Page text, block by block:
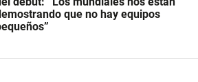
que no hay equipos